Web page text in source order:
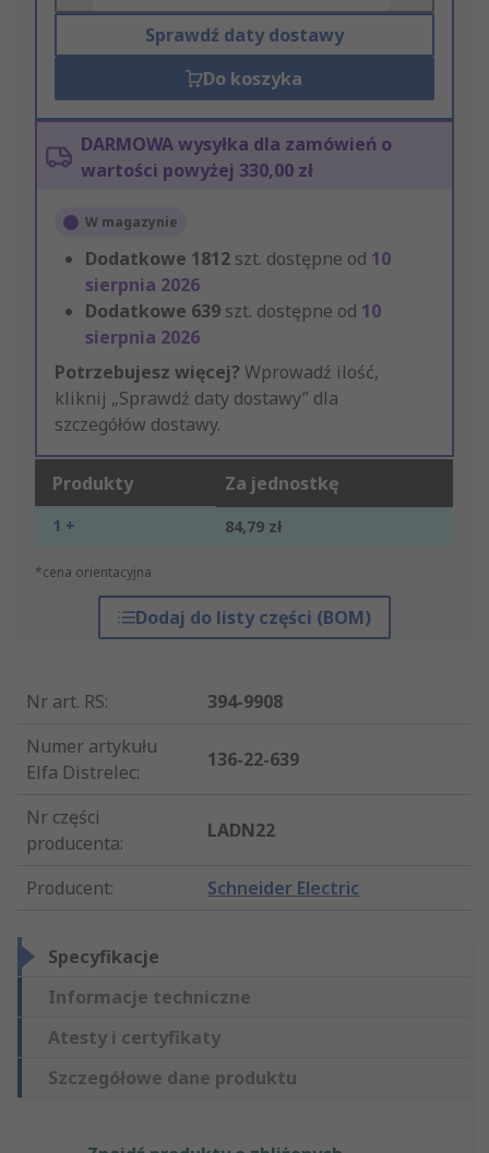
Sprawdź daty dostawy
Do koszyka
DARMOWA wysyłka dla zamówień o
wartości powyżej 330,00 zł
W magazynie
Dodatkowe 1812 szt. dostępne od 10
sierpnia 2026
Dodatkowe 639 szt. dostępne od 10
sierpnia 2026
Potrzebujesz więcej? Wprowadź ilość,
kliknij „Sprawdź daty dostawy” dla
szczegółów dostawy.
Produkty Za jednostkę
1 + 84,79 zł
*cena orientacyjna
Dodaj do listy części (BOM)
Nr art. RS:
394-9908
Numer artykułu
Elfa Distrelec:
136-22-639
Nr części
producenta:
LADN22
Producent: Schneider Electric
Specyfikacje
Informacje techniczne
Atesty i certyfikaty
Szczegółowe dane produktu